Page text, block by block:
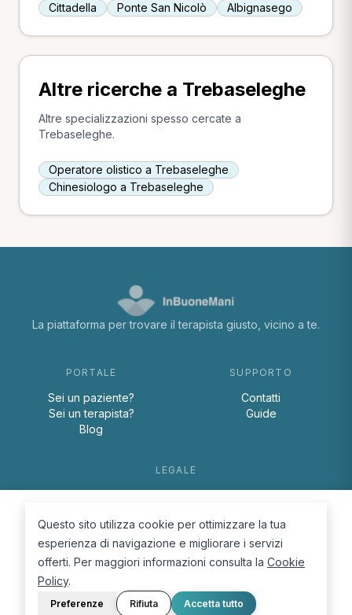
Cittadella Ponte San Nicolò Albignasego
Altre ricerche a Trebaseleghe
Altre specializzazioni spesso cercate a
Trebaseleghe.
Operatore olistico a Trebaseleghe
Chinesiologo a Trebaseleghe
La piattaforma per trovare il terapista giusto, vicino a te.
PORTALE
Sei un paziente?
Sei un terapista?
Blog
SUPPORTO
Contatti
Guide
LEGALE
Cookie Policy
Questo sito utilizza cookie per ottimizzare la tua
esperienza di navigazione e migliorare i servizi
offerti. Per maggiori informazioni consulta la Cookie
Policy.
Preferenze Rifiuta Accetta tutto